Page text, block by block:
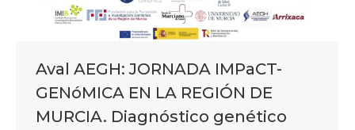
Aval AEGH: JORNADA IMPaCT-
GENóMICA EN LA REGIÓN DE
MURCIA. Diagnóstico genético